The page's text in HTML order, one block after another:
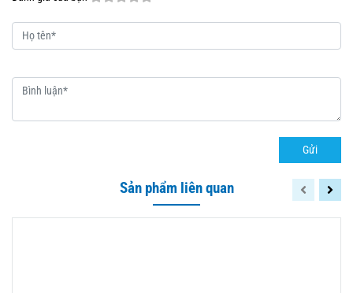
Gửi
Sản phẩm liên quan